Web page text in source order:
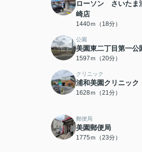
ローソン さいたま
崎店
1440ｍ（18分）
公園
美園東二丁目第一公
1597ｍ（20分）
クリニック
浦和美園クリニック
1628ｍ（21分）
郵便局
美園郵便局
1775ｍ（23分）